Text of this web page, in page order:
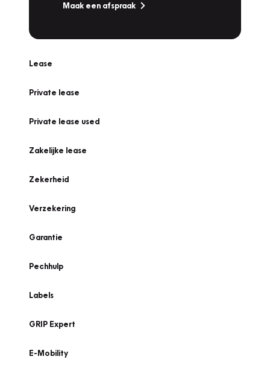
Maak een afspraak
Lease
Private lease
Private lease used
Zakelijke lease
Zekerheid
Verzekering
Garantie
Pechhulp
Labels
GRIP Expert
E-Mobility